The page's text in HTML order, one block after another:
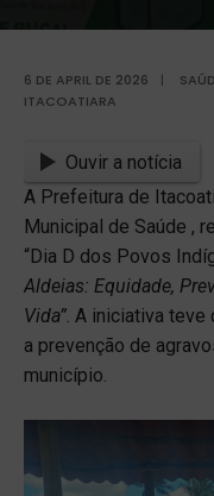
6 DE APRIL DE 2026 |
ITACOATIARA
Ouvir a notícia
A Prefeitura de
Municipal de Saúde ,
“Dia D dos Povos
Aldeias: Equidade,
Vida”. A iniciativa teve
a prevenção de
município.